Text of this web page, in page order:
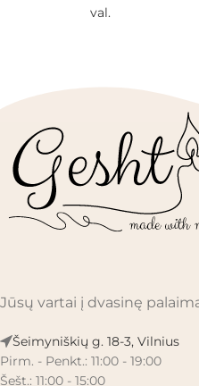
val.
Jūsų vartai į dvasinę
Šeimyniškių g. 18-3, Vilnius
Pirm. - Penkt.: 11:00 - 19:00
Šešt.: 11:00 - 15:00